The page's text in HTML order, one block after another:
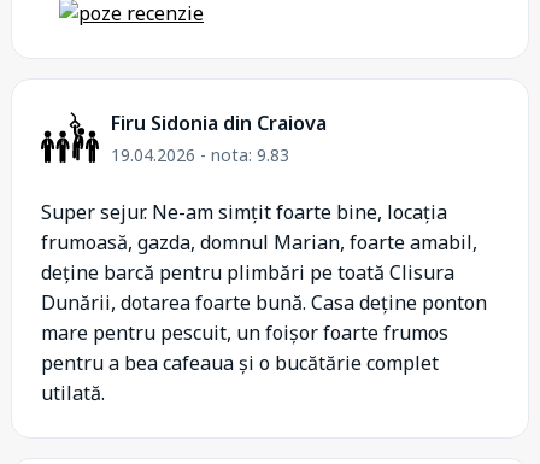
Firu Sidonia din Craiova
19.04.2026 - nota: 9.83
Super sejur. Ne-am simțit foarte bine, locația
frumoasă, gazda, domnul Marian, foarte amabil,
deține barcă pentru plimbări pe toată Clisura
Dunării, dotarea foarte bună. Casa deține ponton
mare pentru pescuit, un foișor foarte frumos
pentru a bea cafeaua și o bucătărie complet
utilată.